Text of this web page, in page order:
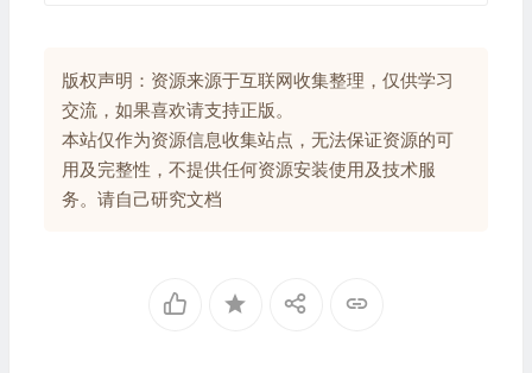
版权声明：资源来源于互联网收集整理，仅供学习
交流，如果喜欢请支持正版。
本站仅作为资源信息收集站点，无法保证资源的可
用及完整性，不提供任何资源安装使用及技术服
务。请自己研究文档